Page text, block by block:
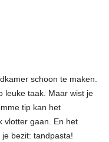
schoon te maken.
leuke taak. Maar wist je
tip kan het
vlotter gaan. En het
bezit: tandpasta!